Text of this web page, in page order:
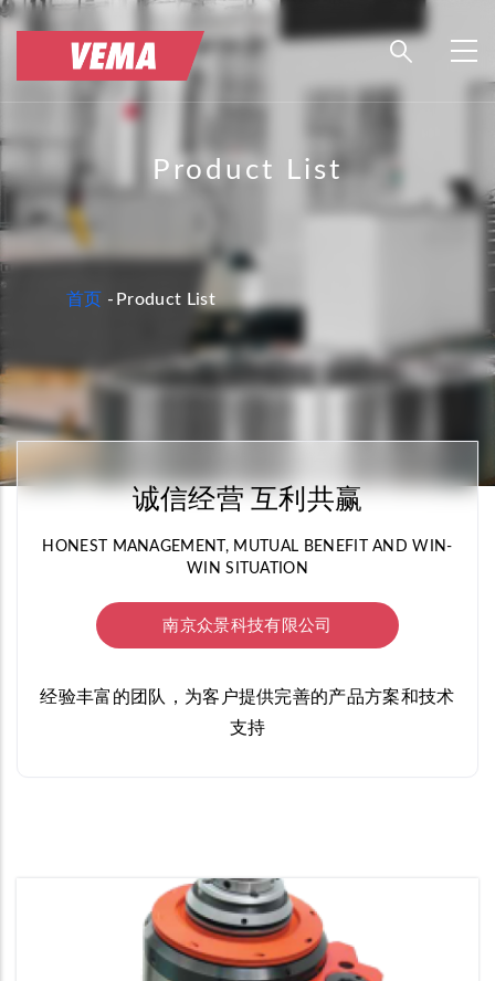
跳
到
要
内
Product List
面
屑
首页 - Product List
诚信经营 互利共赢
HONEST MANAGEMENT, MUTUAL BENEFIT AND WIN-
WIN SITUATION
南京众景科技有限公司
经验丰富的团队，为客户提供完善的产品方案和技术
支持